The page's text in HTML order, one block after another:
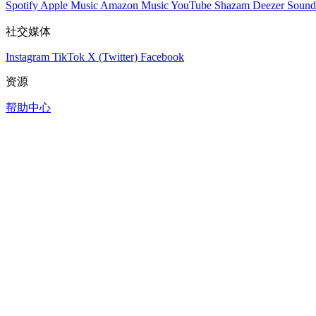
Spotify Apple Music Amazon MusicYouTube Shazam Deezer
社交媒体
Instagram TikTok X (Twitter) Facebook
资源
帮助中心